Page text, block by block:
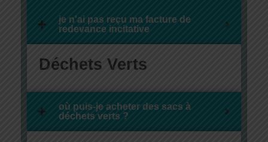
je n'ai pas reçu ma facture de
redevance incitative
Déchets Verts
où puis-je acheter des sacs à
déchets verts ?